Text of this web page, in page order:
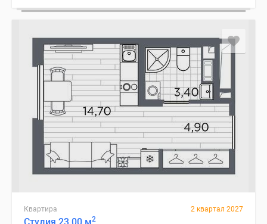
Квартира 2 квартал 2027
2